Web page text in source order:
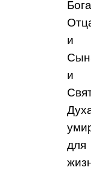
Бога
и
и
для